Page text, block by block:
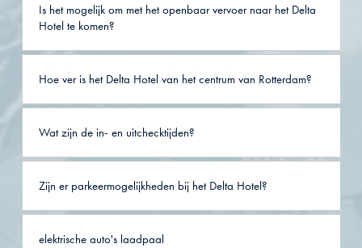
Is het mogelijk om met het openbaar vervoer naar het Delta
Hotel te komen?
Hoe ver is het Delta Hotel van het centrum van Rotterdam?
Wat zijn de in- en uitchecktijden?
Zijn er parkeermogelijkheden bij het Delta Hotel?
elektrische auto's laadpaal